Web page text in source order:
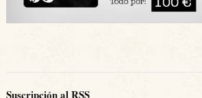
Suscripción al RSS